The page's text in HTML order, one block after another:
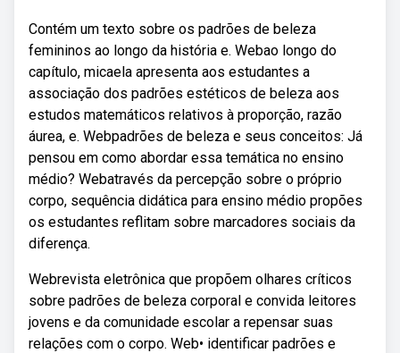
Contém um texto sobre os padrões de beleza
femininos ao longo da história e. Webao longo do
capítulo, micaela apresenta aos estudantes a
associação dos padrões estéticos de beleza aos
estudos matemáticos relativos à proporção, razão
áurea, e. Webpadrões de beleza e seus conceitos: Já
pensou em como abordar essa temática no ensino
médio? Webatravés da percepção sobre o próprio
corpo, sequência didática para ensino médio propões
os estudantes reflitam sobre marcadores sociais da
diferença.
Webrevista eletrônica que propõem olhares críticos
sobre padrões de beleza corporal e convida leitores
jovens e da comunidade escolar a repensar suas
relações com o corpo. Web• identificar padrões e